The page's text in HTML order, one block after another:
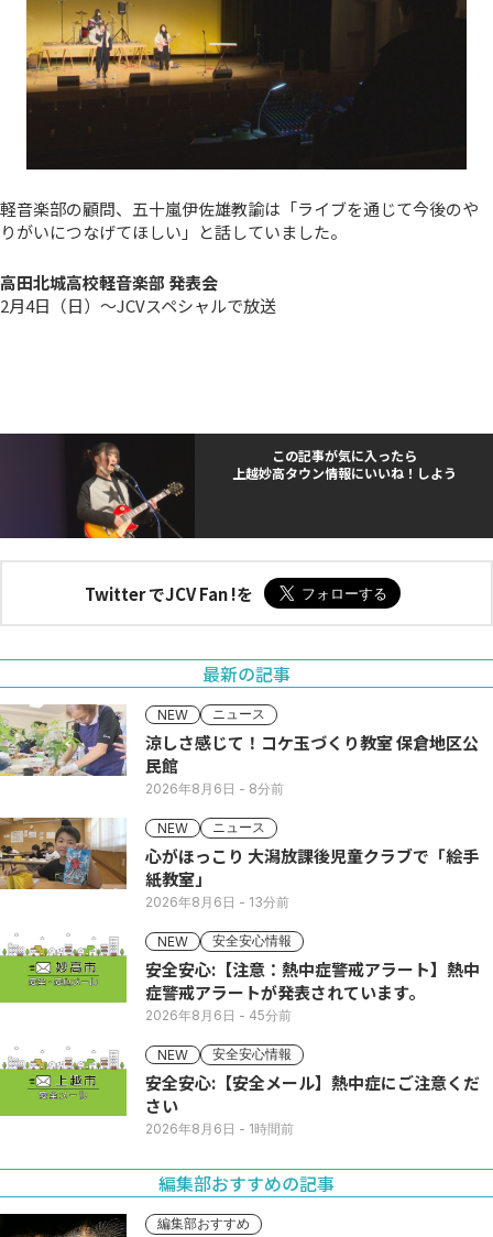
軽音楽部の顧問、五十嵐伊佐雄教諭は「ライブを通じて今後のや
りがいにつなげてほしい」と話していました。
高田北城高校軽音楽部 発表会
2月4日（日）～JCVスペシャルで放送
この記事が気に入ったら
上越妙高タウン情報にいいね！しよう
Twitter でJCV Fan !を
最新の記事
NEW ニュース
涼しさ感じて！コケ玉づくり教室 保倉地区公
民館
2026年8月6日 - 8分前
NEW ニュース
心がほっこり 大潟放課後児童クラブで「絵手
紙教室」
2026年8月6日 - 13分前
NEW 安全安心情報
安全安心:【注意：熱中症警戒アラート】熱中
症警戒アラートが発表されています。
2026年8月6日 - 45分前
NEW 安全安心情報
安全安心:【安全メール】熱中症にご注意くだ
さい
2026年8月6日 - 1時間前
編集部おすすめの記事
編集部おすすめ